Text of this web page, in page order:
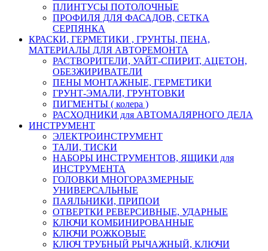
ПЛИНТУСЫ ПОТОЛОЧНЫЕ
ПРОФИЛЯ ДЛЯ ФАСАДОВ, СЕТКА
СЕРПЯНКА
КРАСКИ, ГЕРМЕТИКИ , ГРУНТЫ, ПЕНА,
МАТЕРИАЛЫ ДЛЯ АВТОРЕМОНТА
РАСТВОРИТЕЛИ, УАЙТ-СПИРИТ, АЦЕТОН,
ОБЕЗЖИРИВАТЕЛИ
ПЕНЫ МОНТАЖНЫЕ, ГЕРМЕТИКИ
ГРУНТ-ЭМАЛИ, ГРУНТОВКИ
ПИГМЕНТЫ ( колера )
РАСХОДНИКИ для АВТОМАЛЯРНОГО ДЕЛА
ИНСТРУМЕНТ
ЭЛЕКТРОИНСТРУМЕНТ
ТАЛИ, ТИСКИ
НАБОРЫ ИНСТРУМЕНТОВ, ЯЩИКИ для
ИНСТРУМЕНТА
ГОЛОВКИ МНОГОРАЗМЕРНЫЕ
УНИВЕРСАЛЬНЫЕ
ПАЯЛЬНИКИ, ПРИПОИ
ОТВЕРТКИ РЕВЕРСИВНЫЕ, УДАРНЫЕ
КЛЮЧИ КОМБИНИРОВАННЫЕ
КЛЮЧИ РОЖКОВЫЕ
КЛЮЧ ТРУБНЫЙ РЫЧАЖНЫЙ, КЛЮЧИ